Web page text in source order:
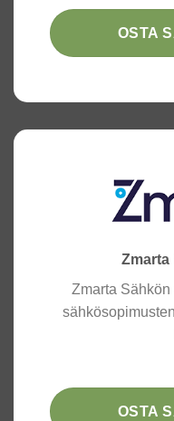
OSTA
Zmarta
Zmarta
OSTA